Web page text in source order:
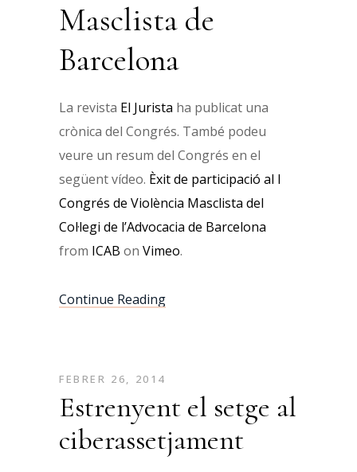
Masclista de
Barcelona
La revista El Jurista ha publicat una
crònica del Congrés. També podeu
veure un resum del Congrés en el
següent vídeo. Èxit de participació al I
Congrés de Violència Masclista del
Col·legi de l’Advocacia de Barcelona
from ICAB on Vimeo.
Continue Reading
FEBRER 26, 2014
Estrenyent el setge al
ciberassetjament